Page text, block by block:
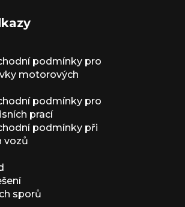
podmínky pro
motorových
podmínky pro
prací
podmínky při
vozů
sporů